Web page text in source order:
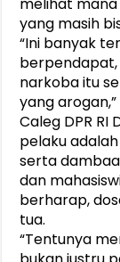
yang masih
“Ini banyak
berpendapat,
narkoba itu
yang
Caleg DPR RI
pelaku
serta
dan
berharap,
tua.
“Tentunya